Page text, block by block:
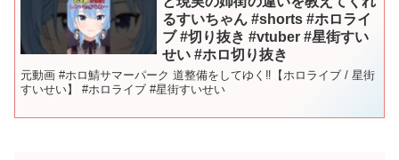
るすいちゃん #shorts #ホロライ
ブ #切り抜き #vtuber #星街すい
せい #ホロ切り抜き
元動画 #ホロ鯖サマーパーク 道整備をしてゆく‼【ホロライブ / 星街
すいせい】 #ホロライブ #星街すいせい